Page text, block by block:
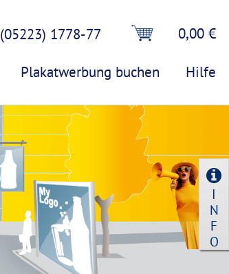
(05223) 1778-77 0,00 €
Plakatwerbung buchen Hilfe
I
N
F
O